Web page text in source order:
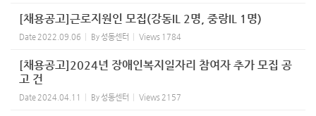
[채용공고]근로지원인 모집(강동IL 2명, 중랑IL 1명)
Date 2022.09.06 By성동센터 Views 1784
[채용공고]2024년 장애인복지일자리 참여자 추가 모집 공
고 건
Date 2024.04.11 By성동센터 Views 2157